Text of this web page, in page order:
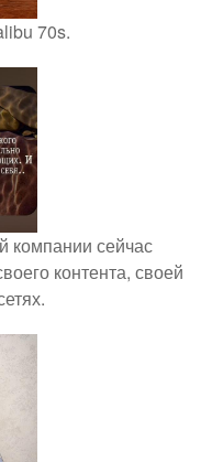
70s.
компании сейчас
контента, своей